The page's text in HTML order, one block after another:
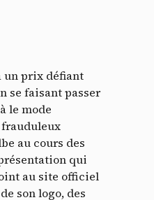
un prix défiant
se faisant passer
le mode
au cours des
qui
au site officiel
son logo, des